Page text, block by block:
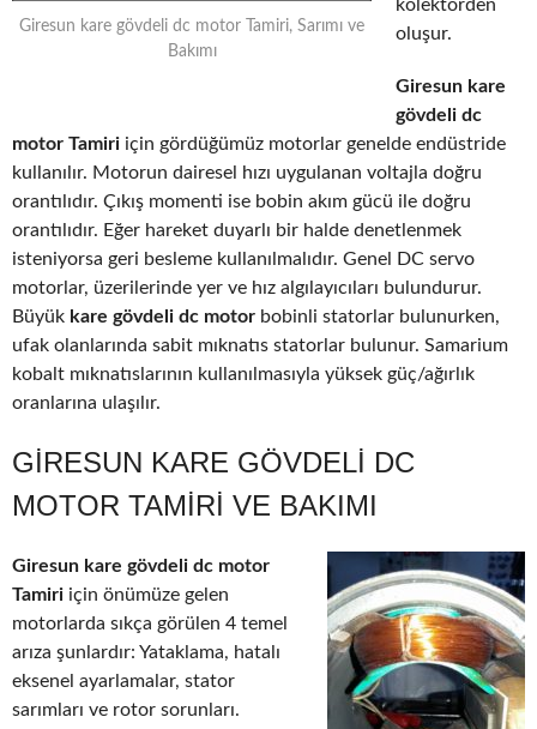
Giresun kare gövdeli dc motor Tamiri, Sarımı ve
Bakımı
kolektörden
oluşur.
Giresun kare
gövdeli dc
motor Tamiri için gördüğümüz motorlar genelde endüstride
kullanılır. Motorun dairesel hızı uygulanan voltajla doğru
orantılıdır. Çıkış momenti ise bobin akım gücü ile doğru
orantılıdır. Eğer hareket duyarlı bir halde denetlenmek
isteniyorsa geri besleme kullanılmalıdır. Genel DC servo
motorlar, üzerilerinde yer ve hız algılayıcıları bulundurur.
Büyük kare gövdeli dc motor bobinli statorlar bulunurken,
ufak olanlarında sabit mıknatıs statorlar bulunur. Samarium
kobalt mıknatıslarının kullanılmasıyla yüksek güç/ağırlık
oranlarına ulaşılır.
GIRESUN KARE GÖVDELI DC
MOTOR TAMIRI VE BAKIMI
Giresun kare gövdeli dc motor
Tamiri için önümüze gelen
motorlarda sıkça görülen 4 temel
arıza şunlardır: Yataklama, hatalı
eksenel ayarlamalar, stator
sarımları ve rotor sorunları.